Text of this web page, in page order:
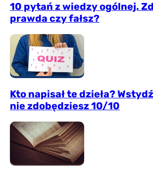
10 pytań z wiedzy ogólnej.
prawda czy fałsz?
Kto napisał te dzieła?
nie zdobędziesz 10/10